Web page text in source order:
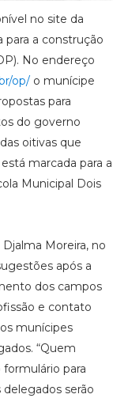
no site da
para a construção
No endereço
op/o munícipe
para
do governo
oitivas que
marcada para a
Municipal Dois
Moreira, no
após a
dos campos
e contato
munícipes
“Quem
para
serão